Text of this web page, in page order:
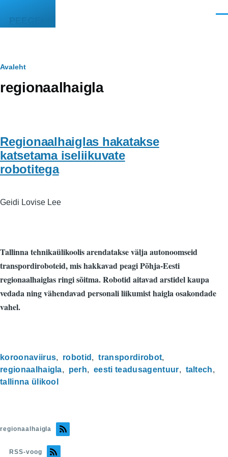
PEEGEL
Leivapuru
Avaleht
regionaalhaigla
Regionaalhaiglas hakatakse
katsetama iseliikuvate
robotitega
Geidi Lovise Lee
Tallinna tehnikaülikoolis arendatakse välja autonoomseid
transpordiroboteid, mis hakkavad peagi Põhja-Eesti
regionaalhaiglas ringi sõitma. Robotid aitavad arstidel kaupa
vedada ning vähendavad personali liikumist haigla osakondade
vahel.
koroonaviirus robotid
transpordirobot
regionaalhaigla
perh eesti teadusagentuur
taltech
tallinna ülikool
regionaalhaigla
RSS-voog